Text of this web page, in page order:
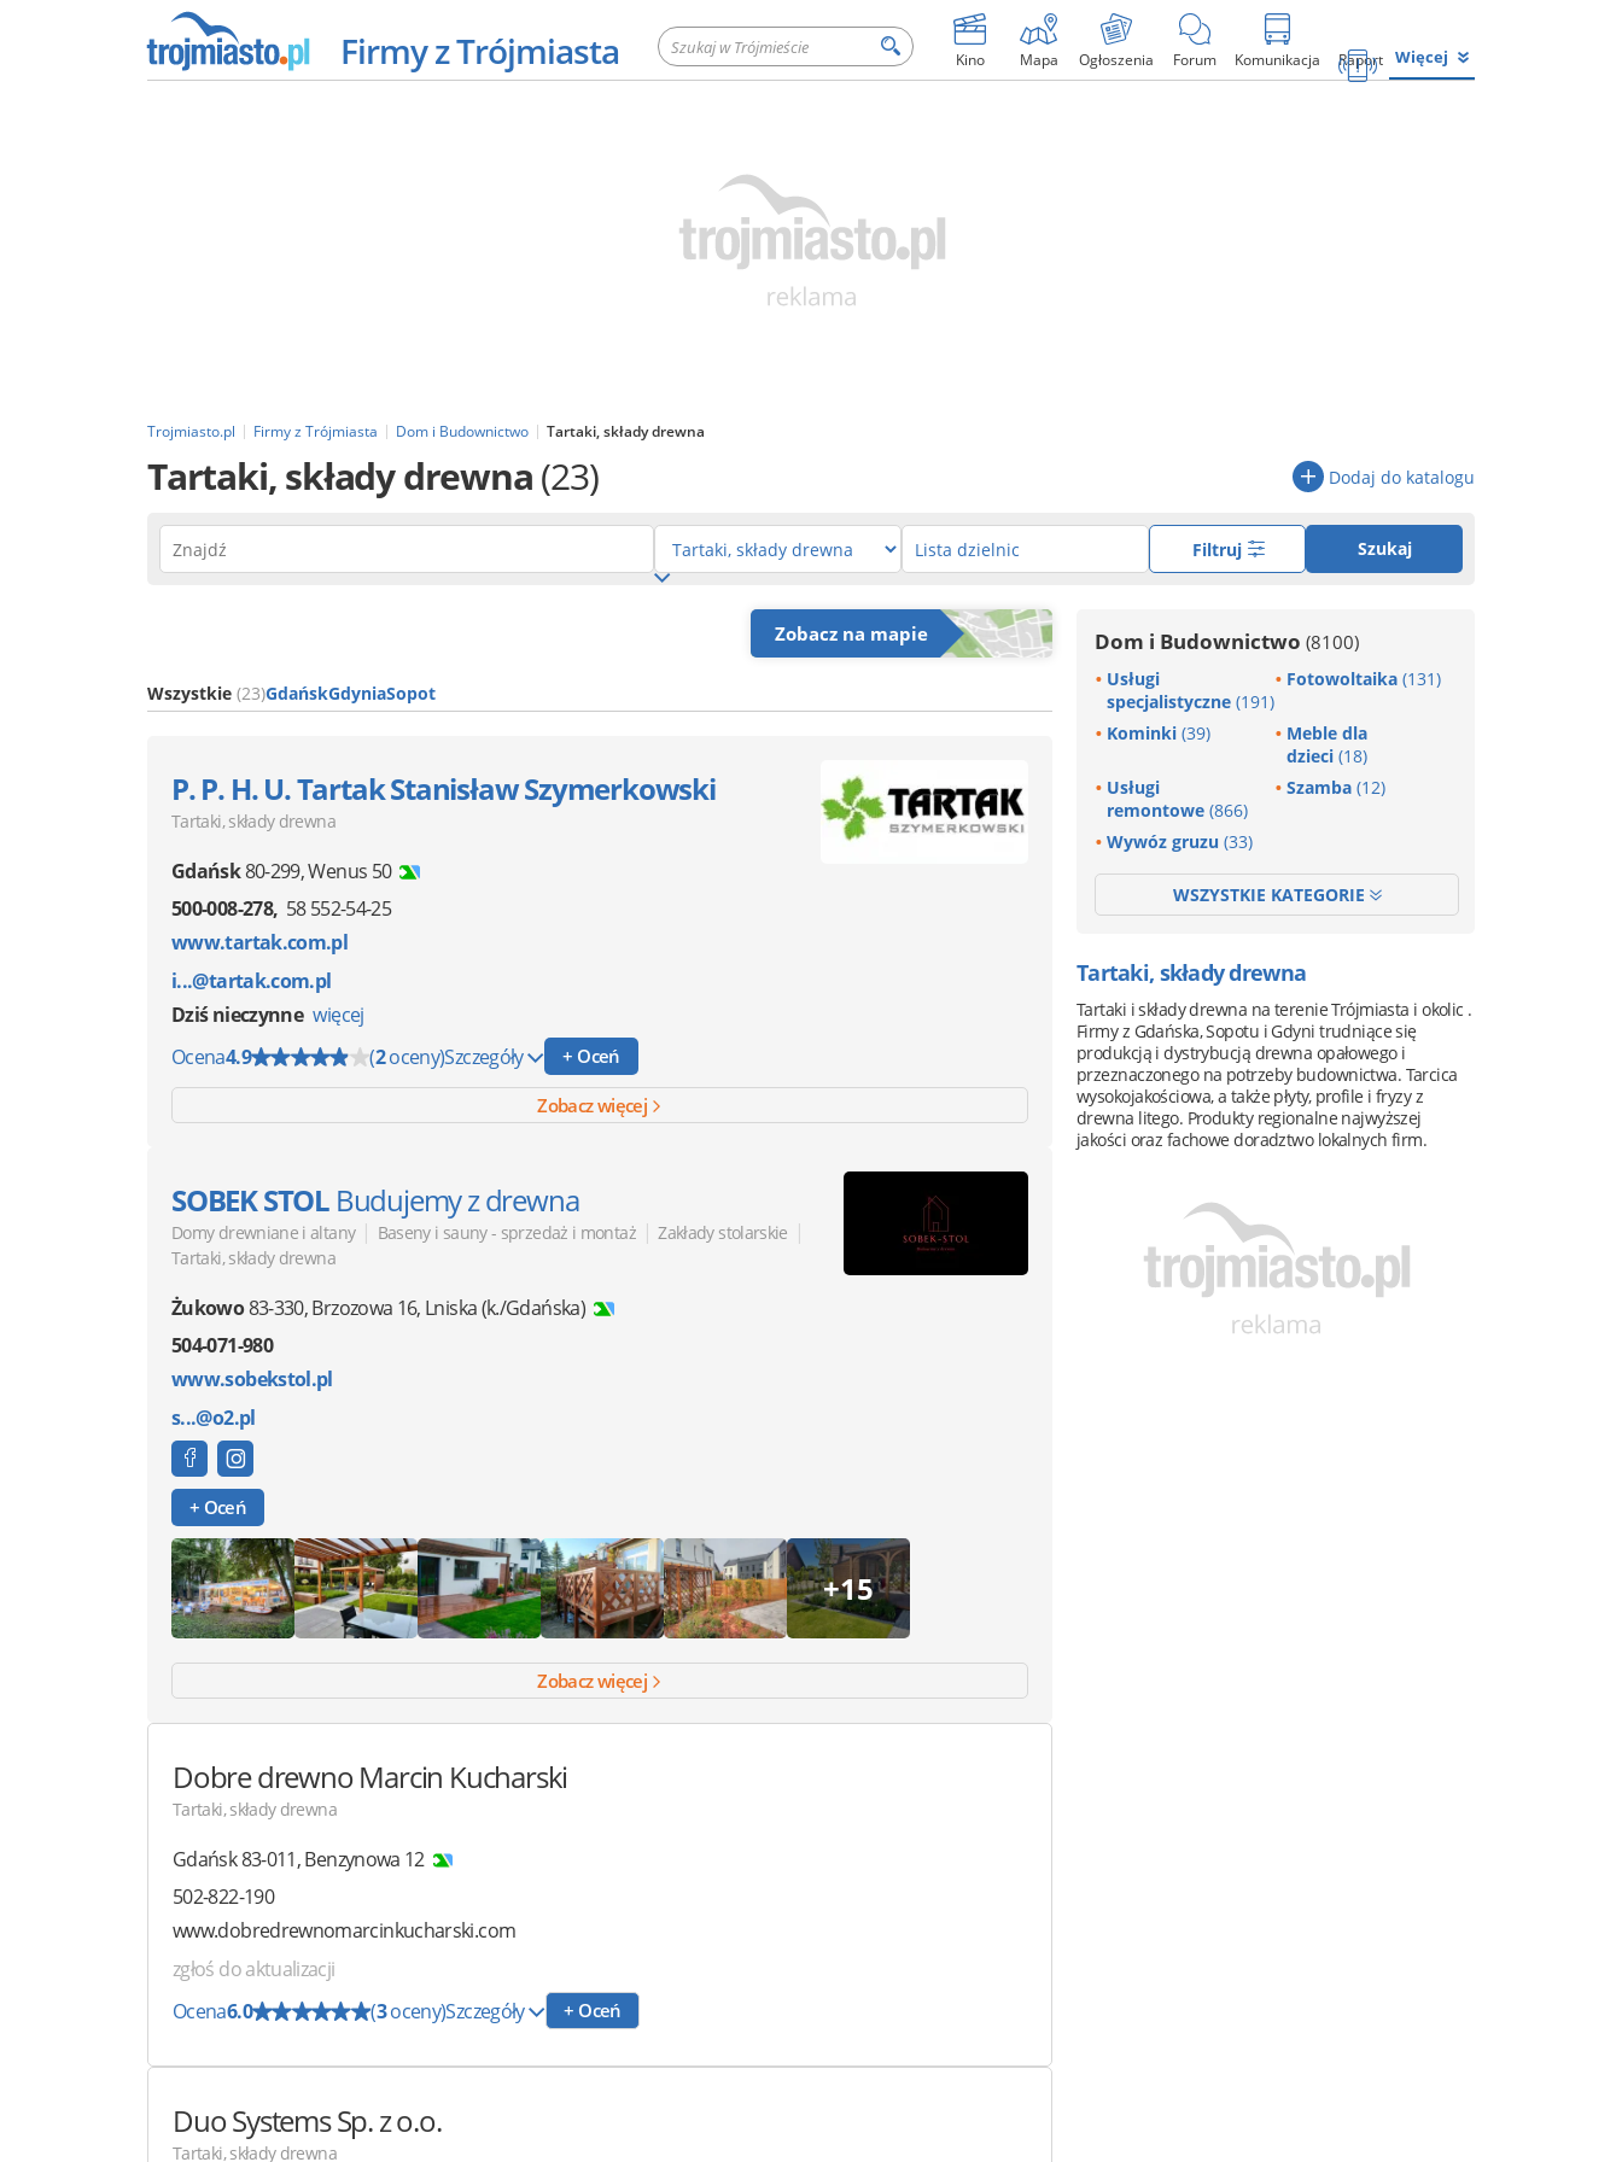
Firmy z Trójmiasta Kino Mapa Ogłoszenia Forum Komunikacja Raport Więcej
Trojmiasto.pl Firmy z Trójmiasta Dom i Budownictwo Tartaki, składy drewna
Tartaki, składy drewna(23) Dodaj do katalogu
Filtruj Szukaj
Zobacz na mapie
Wszystkie (23)GdańskGdyniaSopot
P. P. H. U. Tartak Stanisław Szymerkowski
Tartaki, składy drewna
Gdańsk80-299,Wenus 50
500-008-278 58 552-54-25
www.tartak.com.pl
i...@tartak.com.pl
Dziś nieczynne więcej
Ocena4.9 (2oceny)Szczegóły + Oceń
Zobacz więcej
SOBEK STOL Budujemy z drewna
Domy drewniane i altany | Baseny i sauny - sprzedaż i montaż | Zakłady stolarskie |
Tartaki, składy drewna
Żukowo83-330,Brzozowa 16, Lniska(k./Gdańska)
504-071-980
www.sobekstol.pl
s...@o2.pl
+ Oceń
+15
Zobacz więcej
Dobre drewnoMarcin Kucharski
Tartaki, składy drewna
Gdańsk83-011,Benzynowa 12
502-822-190
www.dobredrewnomarcinkucharski.com
zgłoś do aktualizacji
Ocena6.0 (3oceny)Szczegóły + Oceń
Duo SystemsSp. z o.o.
Tartaki, składy drewna
Dom i Budownictwo (8100)
Usługi
specjalistyczne (191)
Fotowoltaika (131)
Kominki (39)
Meble dla
dzieci (18)
Usługi
remontowe (866)
Szamba (12)
Wywóz gruzu (33)
WSZYSTKIE KATEGORIE
Tartaki, składy drewna
Tartaki i składy drewna na terenie Trójmiasta i okolic .
Firmy z Gdańska, Sopotu i Gdyni trudniące się
produkcją i dystrybucją drewna opałowego i
przeznaczonego na potrzeby budownictwa. Tarcica
wysokojakościowa, a także płyty, profile i fryzy z
drewna litego. Produkty regionalne najwyższej
jakości oraz fachowe doradztwo lokalnych firm.